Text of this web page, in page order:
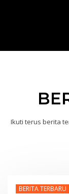
Ikuti terus berita
BERITA TERBARU